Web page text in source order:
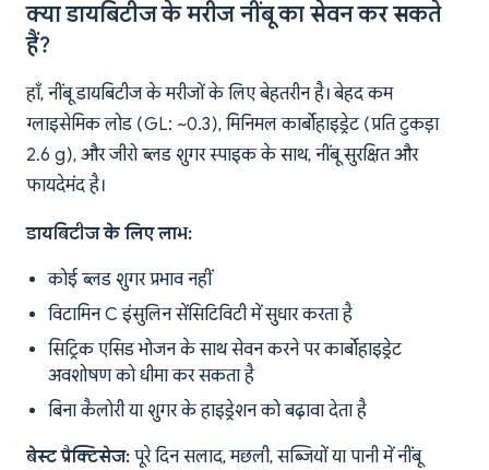
क्या डायबिटीज के मरीज नींबू का सेवन कर सकते
हैं?
हाँ, नींबू डायबिटीज के मरीजों के लिए बेहतरीन है। बेहद कम
ग्लाइसेमिक लोड (GL: ~0.3), मिनिमल कार्बोहाइड्रेट (प्रति टुकड़ा
2.6 g), और जीरो ब्लड शुगर स्पाइक के साथ, नींबू सुरक्षित और
फायदेमंद है।
डायबिटीज के लिए लाभ:
कोई ब्लड शुगर प्रभाव नहीं
विटामिन C इंसुलिन सेंसिटिविटी में सुधार करता है
सिट्रिक एसिड भोजन के साथ सेवन करने पर कार्बोहाइड्रेट
अवशोषण को धीमा कर सकता है
बिना कैलोरी या शुगर के हाइड्रेशन को बढ़ावा देता है
बेस्ट प्रैक्टिसेज: पूरे दिन सलाद, मछली, सब्जियों या पानी में नींबू